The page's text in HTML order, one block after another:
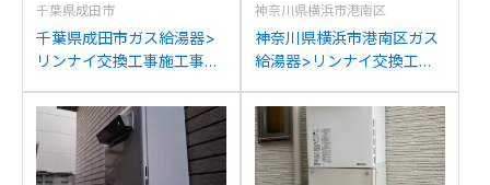
千葉県成田市
千葉県成田市ガス給湯器>
リンナイ交換工事施工事
V2405SAWからリンナイ
RUF-245SAW(B)への交換
神奈川県横浜市港南区
神奈川県横浜市港南区ガス
給湯器>リンナイ交換工事
GJ-C24T1からリンナイ
RUF-245SAW(B)への交換